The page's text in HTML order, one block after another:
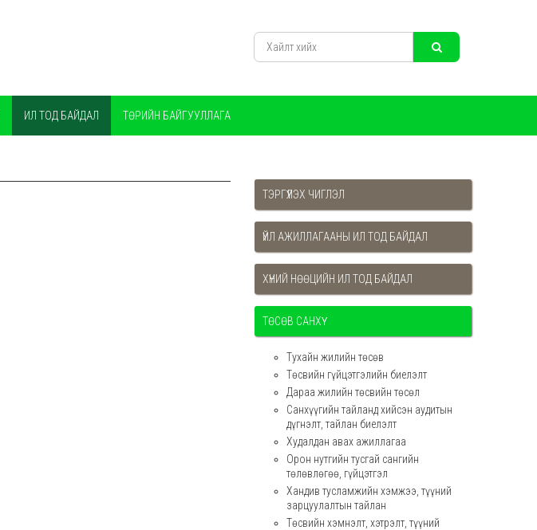
ИЛ ТОД БАЙДАЛ ТӨРИЙН БАЙГУУЛЛАГА
ТЭРГҮҮЛЭХ ЧИГЛЭЛ
ҮЙЛ АЖИЛЛАГААНЫ ИЛ ТОД БАЙДАЛ
ХҮНИЙ НӨӨЦИЙН ИЛ ТОД БАЙДАЛ
ТӨСӨВ САНХҮҮ
Тухайн жилийн төсөв
Төсвийн гүйцэтгэлийн биелэлт
Дараа жилийн төсвийн төсөл
Санхүүгийн тайланд хийсэн аудитын
дүгнэлт, тайлан биелэлт
Худалдан авах ажиллагаа
Орон нутгийн тусгай сангийн
төлөвлөгөө, гүйцэтгэл
Хандив тусламжийн хэмжээ, түүний
зарцуулалтын тайлан
Төсвийн хэмнэлт, хэтрэлт, түүний